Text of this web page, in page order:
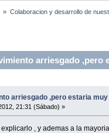
» Colaboracion y desarrollo de
arriesgado ,pero
arriesgado ,pero estaria muy
21:31 (Sábado) »
, y ademas a la